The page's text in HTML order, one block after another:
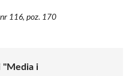
116, poz. 170
"Media i